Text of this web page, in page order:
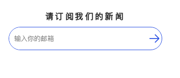
请订阅我们的新闻